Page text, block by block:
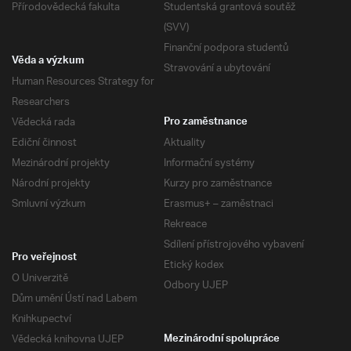
Přírodovědecká fakulta
Studentská grantová soutěž
(SVV)
Finanční podpora studentů
Stravování a ubytování
Věda a výzkum
Human Resources Strategy for
Researchers
Vědecká rada
Ediční činnost
Mezinárodní projekty
Národní projekty
Smluvní výzkum
Pro zaměstnance
Aktuality
Informační systémy
Kurzy pro zaměstnance
Erasmus+ – zaměstnaci
Rekreace
Sdílení přístrojového vybavení
Etický kodex
Odbory UJEP
Pro veřejnost
O Univerzitě
Dům umění Ústí nad Labem
Knihkupectví
Vědecká knihovna UJEP
Mezinárodní spolupráce